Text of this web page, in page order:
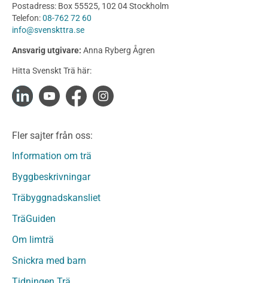
Produkter
Konstruktionsvirke
Konstruktionsvirke Behandlat
Konstruktionsvirke Fingerskarvat
Konstruktionsvirke Fingerskarvat Obehandlat
Limträ
Fanerträ
Fanerträ Obehandlat
Träpanel och Utvändig beklädnad Behandlat
Träpanel och utvändig beklädnad Obehandlat
Trägolv
Sågat virke
Sågat virke Behandlat
Postadress: Box 55525, 102 04 Stockholm
Telefon:08-762 72 60
info@svenskttra.se
Ansvarig utgivare: Anna Ryberg Ågren
Hitta Svenskt Trä här:
Fler sajter från oss:
Information om trä
Byggbeskrivningar
Träbyggnadskansliet
TräGuiden
Om limträ
Snickra med barn